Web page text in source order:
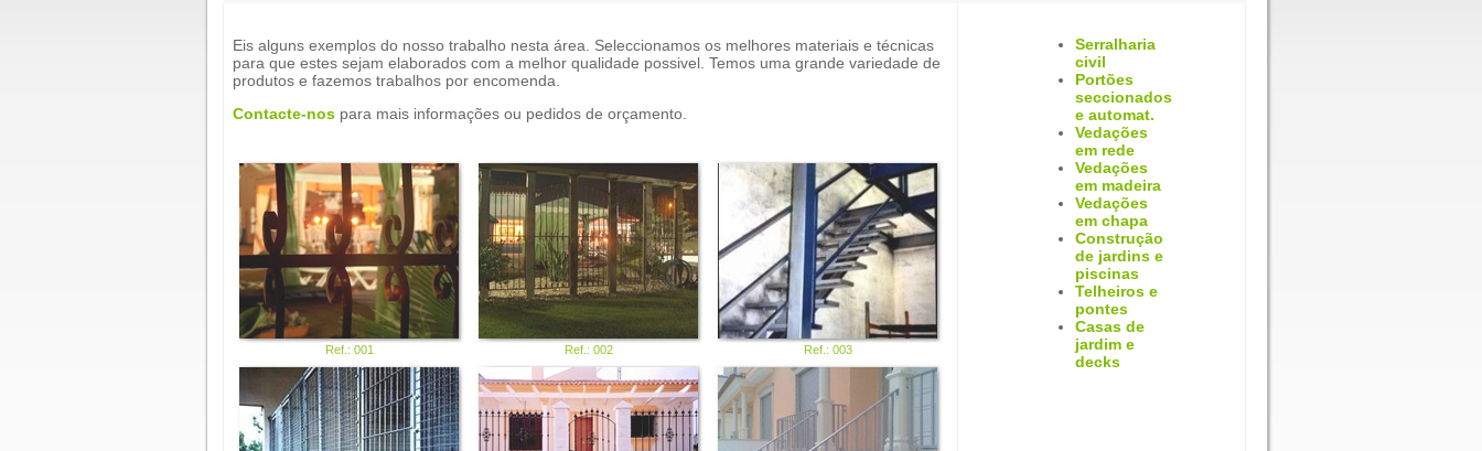
Eis alguns exemplos do nosso trabalho nesta área. Seleccionamos os melhores materiais e técnicas
para que estes sejam elaborados com a melhor qualidade possivel. Temos uma grande variedade de
produtos e fazemos trabalhos por encomenda.
Contacte-nospara mais informações ou pedidos de orçamento.
Ref.: 001 Ref.: 002 Ref.: 003
Serralharia
civil
Portões
seccionados
e automat.
Vedações
em rede
Vedações
em madeira
Vedações
em chapa
Construção
de jardins e
piscinas
Telheiros e
pontes
Casas de
jardim e
decks